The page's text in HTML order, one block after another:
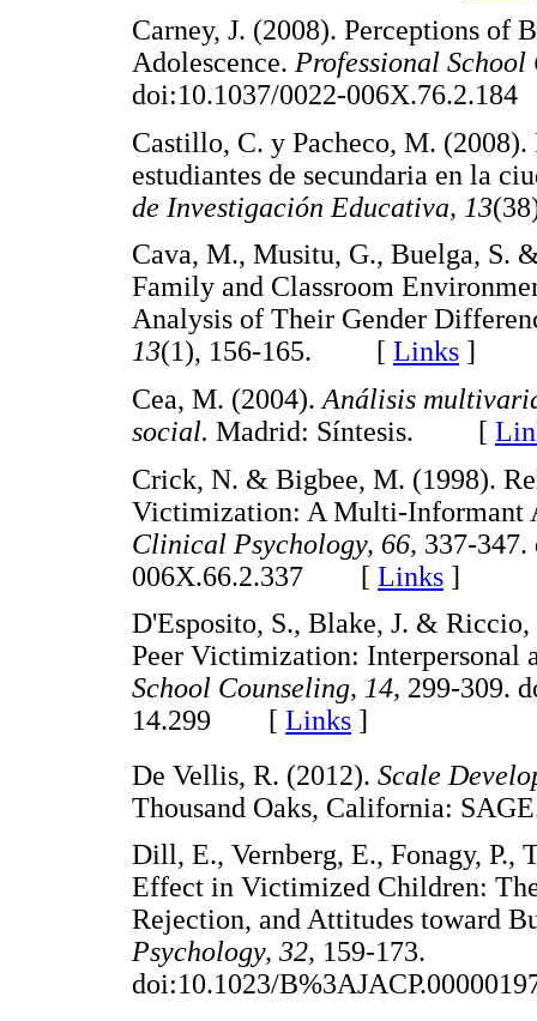
Carney, J. (2008). Perceptions of
Adolescence. Professional School
doi:10.1037/0022-
Castillo, C. y Pacheco, M.
estudiantes de secundaria en la
de Investigación Educativa, 13
Cava, M., Musitu, G., Buelga, S.
Family and Classroom
Analysis of Their Gender
13(1), 156-165. [ Links ]
Cea, M. (2004). Análisis
social. Madrid: Síntesis. [
Crick, N. & Bigbee, M. (1998).
Victimization: A Multi-Informant
Clinical Psychology, 66, 337-
006X.66.2.337 [ Links ]
D'Esposito, S., Blake, J. &
Peer Victimization: Interpersonal
School Counseling, 14, 299-309.
14.299 [ Links ]
De Vellis, R. (2012). Scale
Thousand Oaks, California:
Dill, E., Vernberg, E., Fonagy, P.,
Effect in Victimized Children:
Rejection, and Attitudes toward
Psychology, 32, 159-173.
doi:10.1023/